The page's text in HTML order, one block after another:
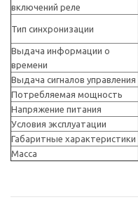
включений реле
Тип синхронизации
Выдача информации о
времени
Выдача сигналов управления
Потребляемая мощность
Напряжение питания
Условия эксплуатации
Габаритные характеристики
Масса